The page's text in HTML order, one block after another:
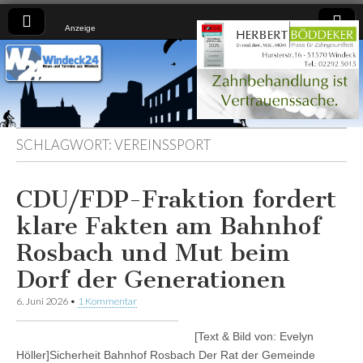
Anzeige
Windeck24
Nachrichten
aus dem
Ländchen
für das
Ländchen
SCHLAGWORT:VEREINSSPORT
CDU/FDP-Fraktion fordert
klare Fakten am Bahnhof
Rosbach und Mut beim
Dorf der Generationen
6. Juni 2026 • 1 Kommentar
[Text & Bild von: Evelyn
Höller]Sicherheit Bahnhof Rosbach Der Rat der Gemeinde